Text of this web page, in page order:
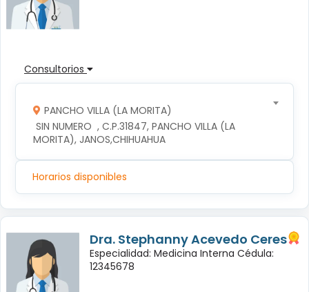
Consultorios
PANCHO VILLA (LA MORITA)
MORITA), JANOS,CHIHUAHUA
Horarios disponibles
Dra. Stephanny Acevedo Ceres
Especialidad: Medicina Interna Cédula:
12345678